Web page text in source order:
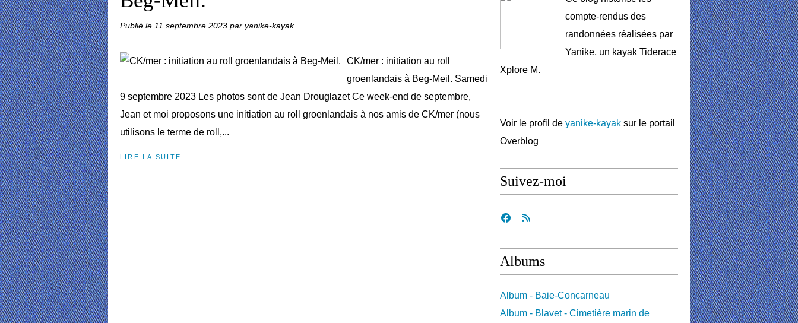
Publié le 11 septembre 2023 par yanike-kayak
CK/mer : initiation au roll
groenlandais à Beg-Meil. Samedi
9 septembre 2023 Les photos sont de Jean Drouglazet Ce week-end de septembre,
Jean et moi proposons une initiation au roll groenlandais à nos amis de CK/mer (nous
utilisons le terme de roll,...
LIRE LA SUITE
compte-rendus des
randonnées réalisées par
Yanike, un kayak Tiderace
Xplore M.
Voir le profil de yanike-kayak sur le portail
Overblog
Suivez-moi
Albums
Album - Baie-Concarneau
Album - Blavet - Cimetière marin de